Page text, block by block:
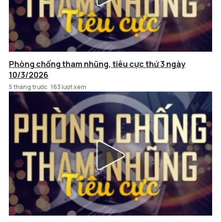
Phòng chống tham nhũng, tiêu cực thứ 3 ngày
10/3/2026
5 tháng trước 163 lượt xem